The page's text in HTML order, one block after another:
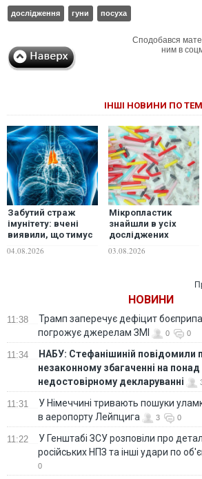
дослідження гуни посуха
Сподобався
ним в
ІНШІ НОВИНИ ПО
Забутий страж
імунітету: вчені
виявили, що тимус
довголіття
04.08.2026
Мікропластик
знайшли в усіх
досліджених
03.08.2026
НОВИНИ
11:38
Трамп заперечує дефіцит
погрожує джерелам ЗМІ
0 0
11:34
НАБУ: Стефанішиній повідомили
незаконному збагаченні на
недостовірному декларуванні
11:31
У Німеччині тривають пошуки
в аеропорту Лейпцига
3 0
11:22
У Генштабі ЗСУ розповіли про
російських НПЗ та інші удари по
0